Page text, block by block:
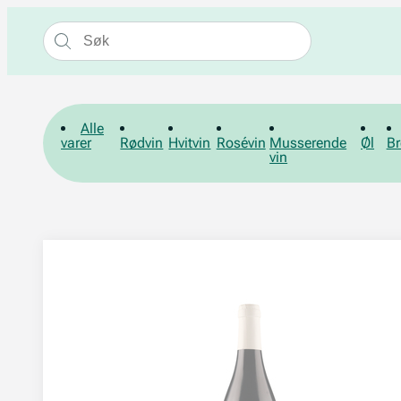
Alle
varer
Rødvin Hvitvin Rosévin Musserende
vin
Øl